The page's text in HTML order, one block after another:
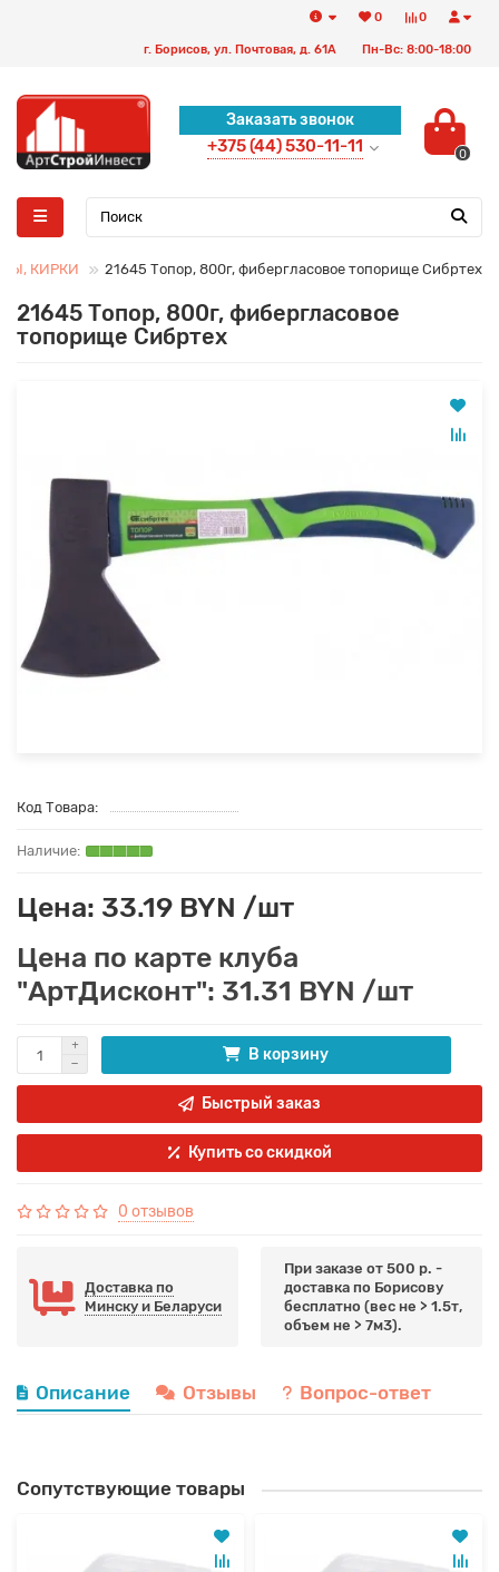
0
0
г. Борисов, ул. Почтовая, д. 61А Пн-Вс: 8:00-18:00
Заказать звонок
+375 (44) 530-11-11 0
КИРКИ 21645 Топор, 800г, фибергласовое топорище Сибртех
21645 Топор, 800г, фибергласовое
топорище Сибртех
Код Товара:
Цена: 33.19 BYN /шт
Цена по карте клуба
"АртДисконт": 31.31 BYN /шт
В корзину
Быстрый заказ
Купить со скидкой
0 отзывов
Доставка по
Минску и Беларуси
При заказе от 500 р. -
доставка по Борисову
бесплатно (вес не > 1.5т,
объем не > 7м3).
Описание Отзывы Вопрос-ответ
Сопутствующие товары